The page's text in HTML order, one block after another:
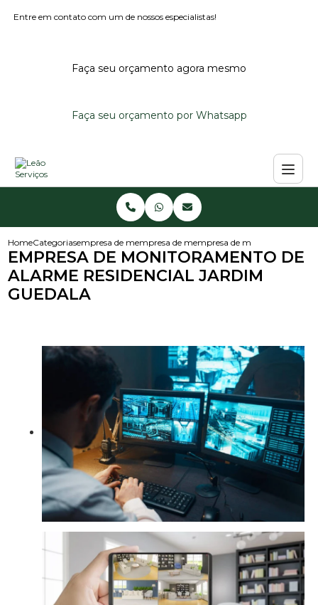
Entre em contato com um de nossos especialistas!
Faça seu orçamento agora mesmo
Faça seu orçamento por Whatsapp
HomeCategoriasempresa de monitoramento de alarmes
empresa de monitoramento de alarme
empresa de monitoramento
EMPRESA DE MONITORAMENTO DE
ALARME RESIDENCIAL JARDIM
GUEDALA